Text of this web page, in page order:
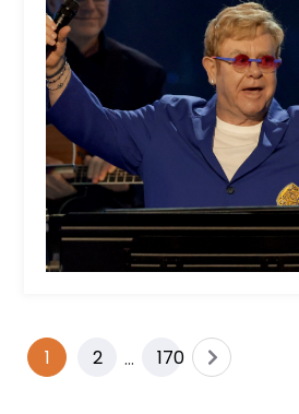
1 2 … 170